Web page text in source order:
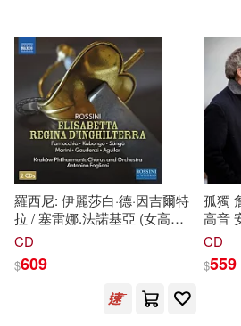
卓錦炎、卓錦漢(69)
陳長海（主編）(69)
中國法治出版社(66)
十文字
吉波鳥編輯團隊(63)
Warner Classics(698)
Naxos(661)
社會科學文獻出版社(637)
商務印書館(591) 遠流
Deutsche Grammophon(559)
一個月內上市新品(1028)
本週上市新品(166)
電子書 (可複選)
適合手機平板閱讀(3414)
Paul Jenkins / Derek W.
Hawkes, Steven Brown /
Gilbert Long / Giancarlo
Guerrero / Nashville
Symphony)
de
羅西尼: 伊麗莎白·德·因吉爾特
拉 / 塞雷娜.法諾基亞 (女高音) /
瑪拉.高登齊 (女中音) / 安東尼
夫愛樂樂團, 克拉科夫愛樂合唱
團 (2CD)(Rossini: Elisabetta,
regina d’Inghilterra / Serena
CD
$609
孤獨
高音
CD
$559